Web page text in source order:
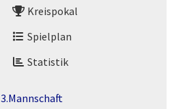
Kreispokal
Spielplan
Statistik
3.Mannschaft